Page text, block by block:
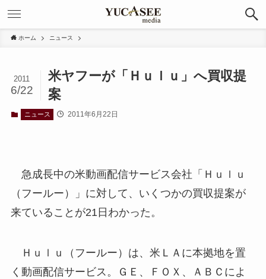
ホーム ニュース
米ヤフーが「Ｈｕｌｕ」へ買収提
案
2011
6/22
ニュース 2011年6月22日
急成長中の米動画配信サービス会社「Ｈｕｌｕ
（フールー）」に対して、いくつかの買収提案が
来ていることが21日わかった。
Ｈｕｌｕ（フールー）は、米ＬＡに本拠地を置
く動画配信サービス。ＧＥ、ＦＯＸ、ＡＢＣによ